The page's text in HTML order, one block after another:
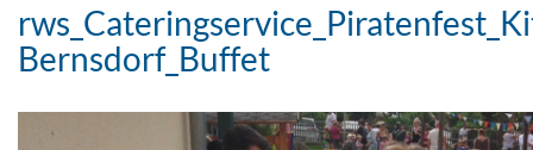
Bernsdorf_Buffet